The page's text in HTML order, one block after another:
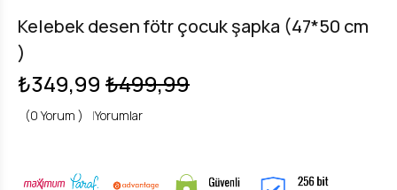
Kelebek desen fötr çocuk şapka (47*50 cm
)
₺349,99 ₺499,99
(0 Yorum ) |Yorumlar